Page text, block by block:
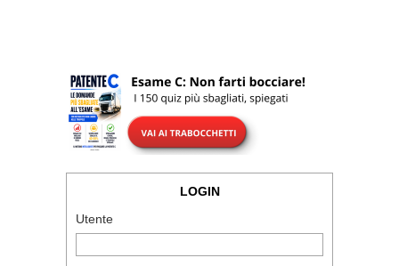
LOGIN
Utente